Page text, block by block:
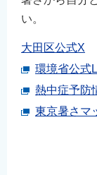
い。
大田区公式X
環境省公式
熱中症予防
東京暑さマ